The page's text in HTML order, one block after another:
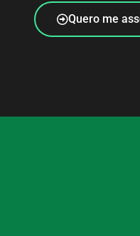
Quero me